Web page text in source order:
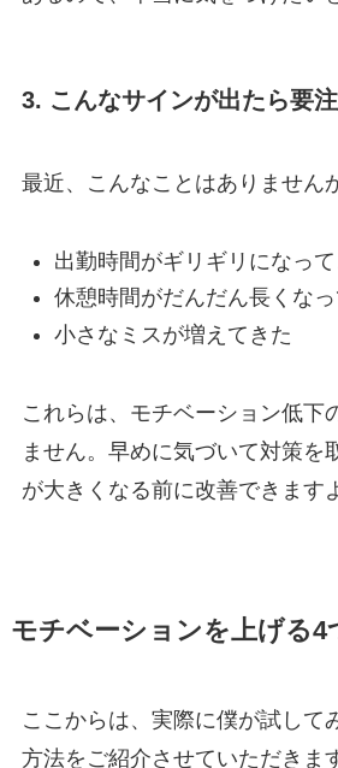
3. こんなサインが出たら要注
最近、こんなことはありません
出勤時間がギリギリになっ
休憩時間がだんだん長くな
小さなミスが増えてきた
これらは、モチベーション低下
ません。早めに気づいて対策を
が大きくなる前に改善できます
モチベーションを上げる4
ここからは、実際に僕が試して
方法をご紹介させていただきま